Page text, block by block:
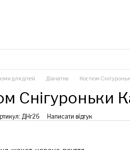
для дітей Дівчатка Костюм
Снігуроньки
ДНг26 Написати відгук